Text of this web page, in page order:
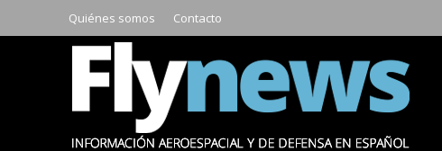
Quiénes somos Contacto